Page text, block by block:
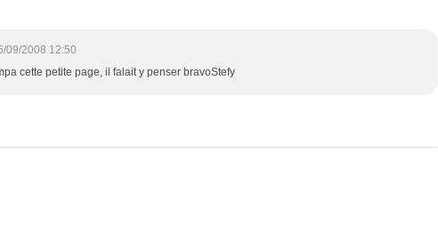
09/2008 12:50
cette petite page, il falait y penser bravoStefy